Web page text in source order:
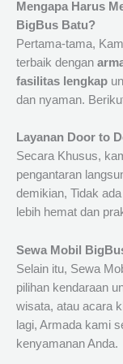
Mengapa Harus
BigBus Batu?
Pertama-tama,
terbaik dengan
fasilitas lengkap
dan nyaman.
Layanan Door to
Secara Khusus,
pengantaran
demikian, Tidak
lebih hemat dan
Sewa Mobil
Selain itu, Sewa
pilihan kendaraan
wisata, atau acara
lagi, Armada kami
kenyamanan Anda.